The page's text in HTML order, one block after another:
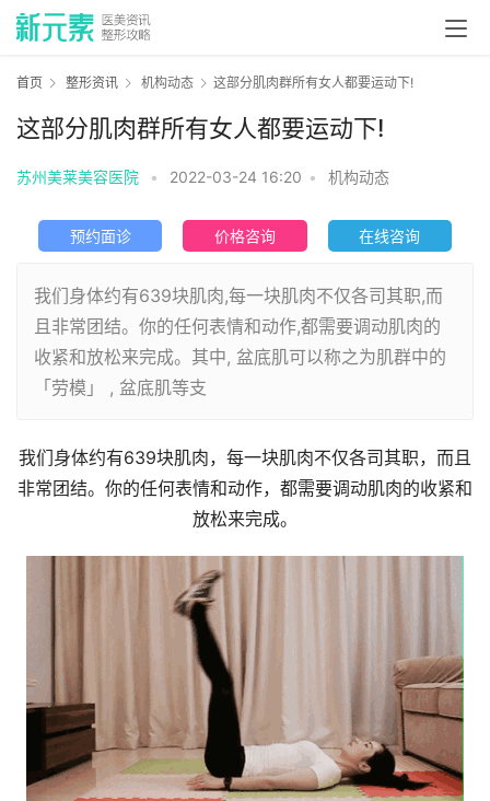
首页 整形资讯 机构动态 这部分肌肉群所有女人都要运动下!
这部分肌肉群所有女人都要运动下!
苏州美莱美容医院 • 2022-03-24 16:20 • 机构动态
预约面诊 价格咨询 在线咨询
我们身体约有639块肌肉,每一块肌肉不仅各司其职,而
且非常团结。你的任何表情和动作,都需要调动肌肉的
收紧和放松来完成。其中, 盆底肌可以称之为肌群中的
「劳模」 , 盆底肌等支
我们身体约有639块肌肉，每一块肌肉不仅各司其职，而且
非常团结。你的任何表情和动作，都需要调动肌肉的收紧和
放松来完成。